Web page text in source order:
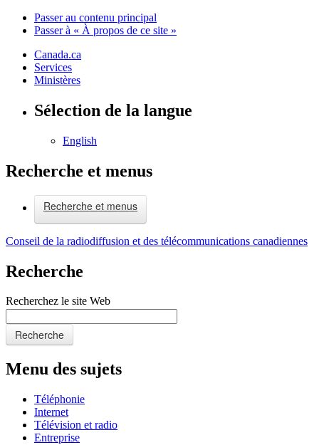
Passer au contenu principal
Passer à « À propos de ce site »
Canada.ca
Services
Ministères
Sélection de la langue
English
Recherche et menus
Recherche et menus
Conseil de la radiodiffusion et des télécommunications canadiennes
Recherche
Recherchez le site Web
Recherche
Menu des sujets
Téléphonie
Internet
Télévision et radio
Entreprise